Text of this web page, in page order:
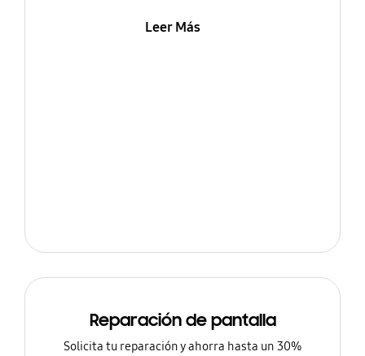
Leer Más
Reparación de pantalla
Solicita tu reparación y ahorra hasta un 30%